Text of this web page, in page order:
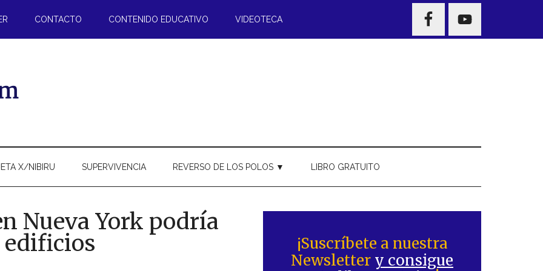
CONTACTO CONTENIDO EDUCATIVO VIDEOTECA
NAV
WIDGET
X/NIBIRU SUPERVIVENCIA REVERSO DE LOS POLOS ▼ LIBRO GRATUITO
Nueva York podría
lateral
principal
¡Suscríbete a nuestra
Newsletter y consigue